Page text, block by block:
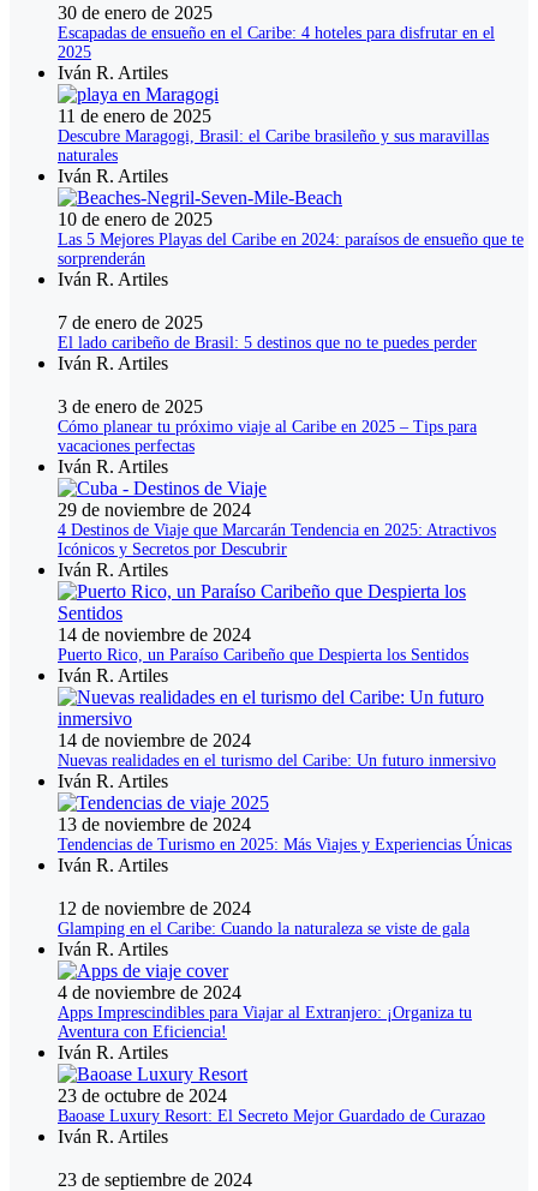
30 de enero de 2025
Escapadas de ensueño en el Caribe: 4 hoteles para disfrutar en el
2025
Iván R. Artiles
11 de enero de 2025
Descubre Maragogi, Brasil: el Caribe brasileño y sus maravillas
naturales
Iván R. Artiles
10 de enero de 2025
Las 5 Mejores Playas del Caribe en 2024: paraísos de ensueño que te
sorprenderán
Iván R. Artiles
7 de enero de 2025
El lado caribeño de Brasil: 5 destinos que no te puedes perder
Iván R. Artiles
3 de enero de 2025
Cómo planear tu próximo viaje al Caribe en 2025 – Tips para
vacaciones perfectas
Iván R. Artiles
29 de noviembre de 2024
4 Destinos de Viaje que Marcarán Tendencia en 2025: Atractivos
Icónicos y Secretos por Descubrir
Iván R. Artiles
14 de noviembre de 2024
Puerto Rico, un Paraíso Caribeño que Despierta los Sentidos
Iván R. Artiles
14 de noviembre de 2024
Nuevas realidades en el turismo del Caribe: Un futuro inmersivo
Iván R. Artiles
13 de noviembre de 2024
Tendencias de Turismo en 2025: Más Viajes y Experiencias Únicas
Iván R. Artiles
12 de noviembre de 2024
Glamping en el Caribe: Cuando la naturaleza se viste de gala
Iván R. Artiles
4 de noviembre de 2024
Apps Imprescindibles para Viajar al Extranjero: ¡Organiza tu
Aventura con Eficiencia!
Iván R. Artiles
23 de octubre de 2024
Baoase Luxury Resort: El Secreto Mejor Guardado de Curazao
Iván R. Artiles
23 de septiembre de 2024